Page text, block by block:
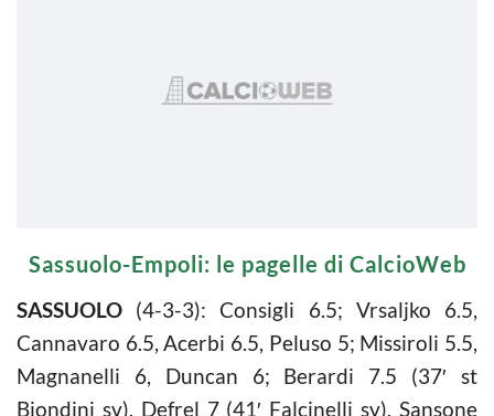
Sassuolo-Empoli: le pagelle di CalcioWeb
SASSUOLO (4-3-3): Consigli 6.5; Vrsaljko 6.5,
Cannavaro 6.5, Acerbi 6.5, Peluso 5; Missiroli 5.5,
Magnanelli 6, Duncan 6; Berardi 7.5 (37′ st
Biondini sv), Defrel 7 (41′ Falcinelli sv), Sansone